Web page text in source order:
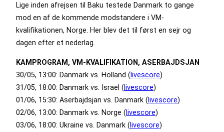
Lige inden afrejsen til Baku testede Danmark to gange
mod en af de kommende modstandere i VM-
kvalifikationen, Norge. Her blev det til først en sejr og
dagen efter et nederlag.
KAMPROGRAM, VM-KVALIFIKATION, ASERBAJDSJAN
30/05, 13:00: Danmark vs. Holland ( livescore)
31/05, 18:00: Danmark vs. Israel ( livescore)
01/06, 15:30: Aserbajdsjan vs. Danmark ( livescore)
02/06, 13:00: Danmark vs. Norge ( livescore)
03/06, 18:00: Ukraine vs. Danmark ( livescore)